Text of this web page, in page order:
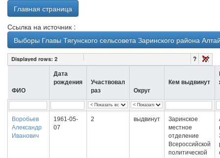
Главная страница
Ссылка на источник :
Выборы Главы Тягунского сельсовета Заринского района
Displayed rows: 2 ?
ФИО
Дата
рождения
Участвовал
раз
Округ
Кем выдвинут
Воробьев
Александр
Иванович
1961-05-
07
2 выдвинут
Заринское
местное
отделение
Всероссийской
политической